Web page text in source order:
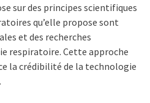
sur des principes scientifiques
qu’elle propose sont
et des recherches
respiratoire. Cette approche
la crédibilité de la technologie